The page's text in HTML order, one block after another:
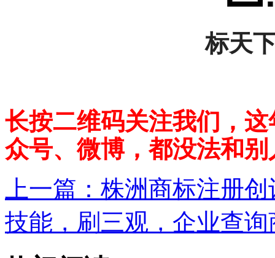
标天
长按二维码关注我们，
众号、微博，都没法和
上一篇： 株洲商标注册
技能，刷三观，企业查询